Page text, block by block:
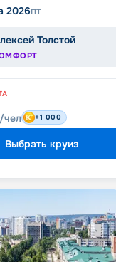
2026пт
Толстой
/чел +1 000
Выбрать круиз